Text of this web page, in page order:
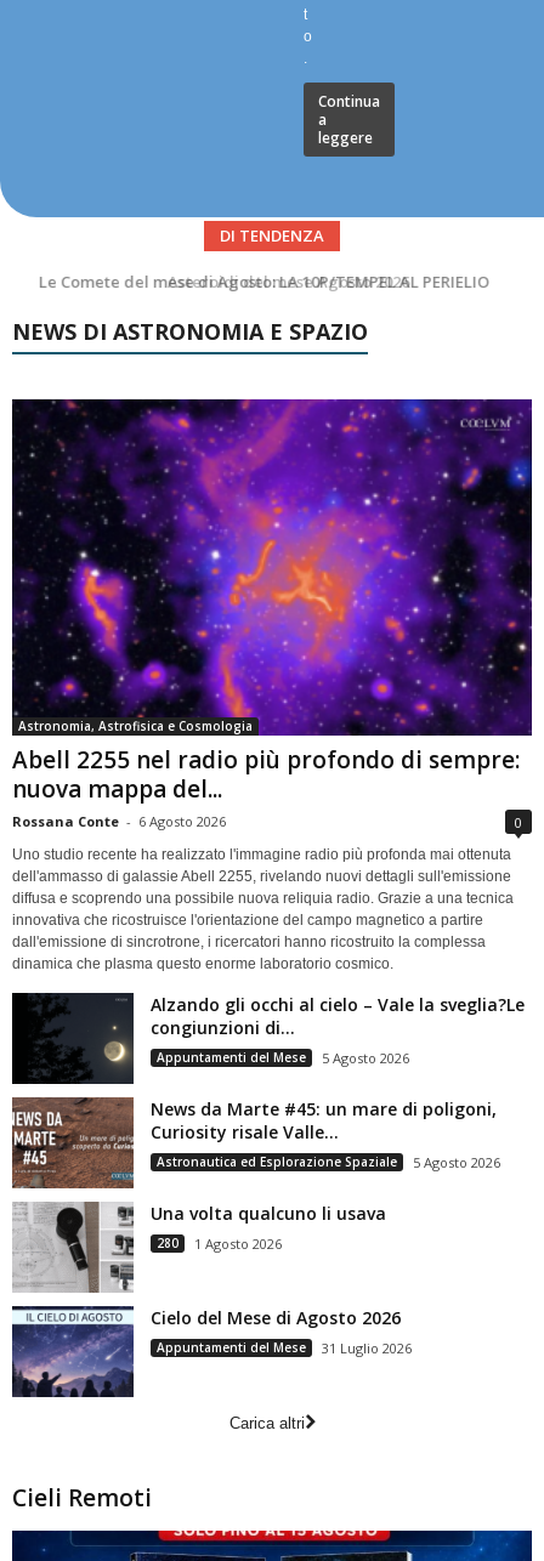
t
o
.
Continua
a
leggere
DI TENDENZA
Asteroidi del mese Agosto 2026
NEWS DI ASTRONOMIA E SPAZIO
Astronomia, Astrofisica e Cosmologia
Abell 2255 nel radio più profondo di sempre:
nuova mappa del...
Rossana Conte - 6 Agosto 2026 0
Uno studio recente ha realizzato l'immagine radio più profonda mai ottenuta
dell'ammasso di galassie Abell 2255, rivelando nuovi dettagli sull'emissione
diffusa e scoprendo una possibile nuova reliquia radio. Grazie a una tecnica
innovativa che ricostruisce l'orientazione del campo magnetico a partire
dall'emissione di sincrotrone, i ricercatori hanno ricostruito la complessa
dinamica che plasma questo enorme laboratorio cosmico.
Alzando gli occhi al cielo – Vale la sveglia?Le
congiunzioni di...
Appuntamenti del Mese 5 Agosto 2026
News da Marte #45: un mare di poligoni,
Curiosity risale Valle...
Astronautica ed Esplorazione Spaziale 5 Agosto 2026
Una volta qualcuno li usava
280 1 Agosto 2026
Cielo del Mese di Agosto 2026
Appuntamenti del Mese 31 Luglio 2026
Carica altri
Cieli Remoti